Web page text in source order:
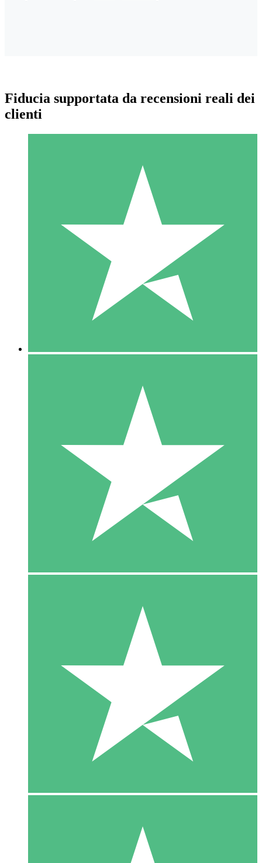
Pacchetti di Crediti Individuali
Paga a consumo con crediti di download. Nessun impegno
1 Download
10
US$1500
10 Download
20
Fiducia supportata da recensioni reali dei
clienti